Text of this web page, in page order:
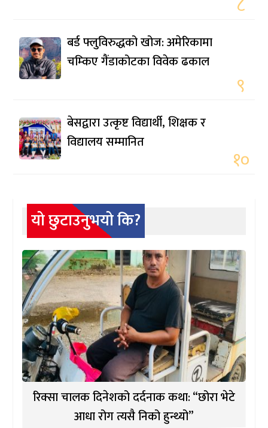
बर्ड फ्लुविरुद्धको खोज: अमेरिकामा
चम्किए गैंडाकोटका विवेक ढकाल
९
बेसद्वारा उत्कृष्ट विद्यार्थी, शिक्षक र
विद्यालय सम्मानित
१०
यो छुटाउनुभयो कि?
रिक्सा चालक दिनेशको दर्दनाक कथा: “छोरा भेटे
आधा रोग त्यसै निको हुन्थ्यो”